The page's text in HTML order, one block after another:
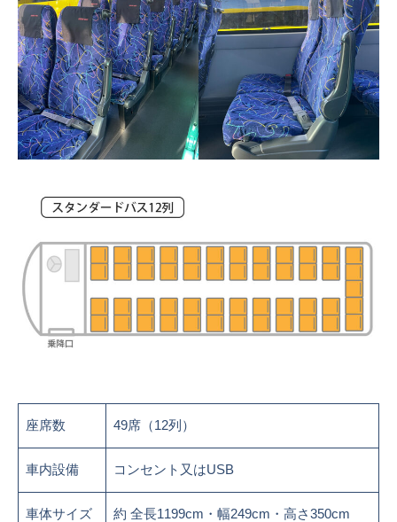
座席数 49席（12列）
車内設備 コンセント又はUSB
車体サイズ 約 全長1199cm・幅249cm・高さ350cm